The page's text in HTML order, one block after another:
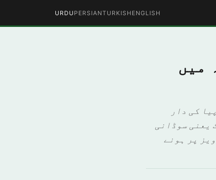
ENGLISH
TURKISH
PERSIAN
URDU
میں
کی دار
یعنی سوڈانی
پر ہونے